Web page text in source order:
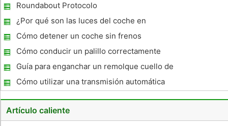
Roundabout Protocolo
¿Por qué son las luces del coche en
durante el día ?
Cómo detener un coche sin frenos
Cómo conducir un palillo correctamente
Guía para enganchar un remolque cuello de
cisne
Cómo utilizar una transmisión automática
de 6 velocidades
Artículo caliente